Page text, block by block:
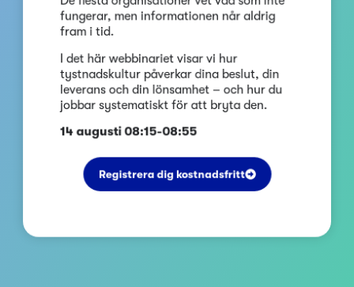
fungerar, men informationen når aldrig
fram i tid.
I det här webbinariet visar vi hur
tystnadskultur påverkar dina beslut, din
leverans och din lönsamhet – och hur du
jobbar systematiskt för att bryta den.
14 augusti 08:15-08:55
Registrera dig kostnadsfritt